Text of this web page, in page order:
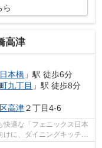
ら
高津
日本橋 」駅 徒歩6分
九丁目 」駅 徒歩8分
高津２丁目4-6
快適な「フェニックス日本
に、ダイニングキッチン